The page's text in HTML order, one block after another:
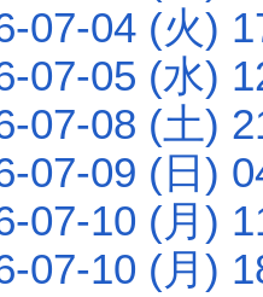
07-04 (火)
07-05 (水)
07-08 (土)
07-09 (日)
07-10 (月)
07-10 (月)